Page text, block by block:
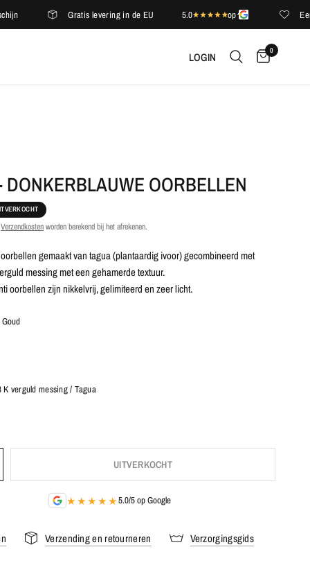
Gratis levering in de EU op Een
LOGIN 0
DONKERBLAUWE OORBELLEN
Verzendkostenworden berekend bij het afrekenen.
gemaakt van tagua (plantaardig ivoor) gecombineerd met
messing met een gehamerde textuur.
oorbellen zijn nikkelvrij, gelimiteerd en zeer licht.
K verguld messing / Tagua
UITVERKOCHT
★★★★★5.0/5 op Google
Verzending en retourneren Verzorgingsgids